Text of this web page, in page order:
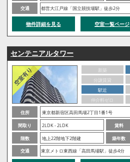
交通 都営大江戸線「国立競技場駅」徒歩2分
物件詳細を見る 空室一覧ページ
センテニアルタワー
新築
分譲賃貸
駅近
仲介料ゼロ
住所
東京都新宿区高田馬場2丁目1番1号
間取り
2LDK - 2LDK 賃料
階数
地上22階地下2階建 築年数
交通
東京メトロ東西線「高田馬場駅」徒歩4分